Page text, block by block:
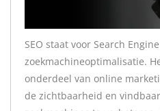
SEO staat voor Search
zoekmachineoptimalisatie.
onderdeel van online
de zichtbaarheid en